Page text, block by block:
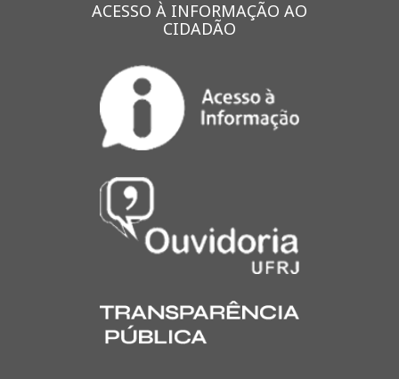
ACESSO À INFORMAÇÃO AO
CIDADÃO